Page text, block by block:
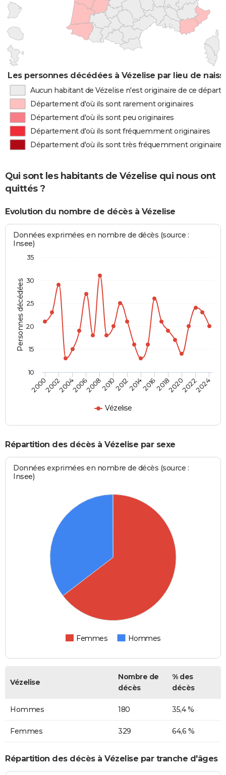
Les personnes décédées à Vézelise par lieu de
Aucun habitant de Vézelise n'est originaire de ce
Département d'où ils sont rarement originaires
Département d'où ils sont peu originaires
Département d'où ils sont fréquemment originaires
Département d'où ils sont très fréquemment originaires
Qui sont les habitants de Vézelise qui nous ont
quittés ?
Evolution du nombre de décès à Vézelise
Personnes décédées
Données exprimées en nombre de décès (source :
Insee)
Vézelise
2000200220042006200820102012201420162018202020222024
10
15
20
25
30
35
Répartition des décès à Vézelise par sexe
Données exprimées en nombre de décès (source :
Insee)
Femmes Hommes
Vézelise
Nombre de
décès
% des
décès
Hommes 180 35,4 %
Femmes 329 64,6 %
Répartition des décès à Vézelise par tranche d'âges